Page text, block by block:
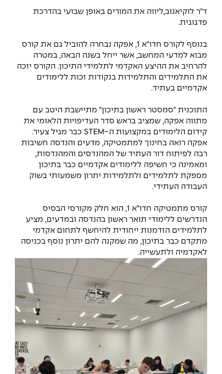
ד"ר לוקיאנוב,ליווה את המורים באופן שבועי בהדרכת
פדגוגית.
בנוסף לקורס חדו"א 1, אפקה נבחרה להוביל גם את קורס
מבוא למדעי המחשב, אשר ייחל בשנה הבאה, במטרה
להרחיב את ההיצע האקדמי לתלמידי התיכון. הקורס יזכה
את התלמידים והתלמידות בנקודות זכות ללימודים
אקדמיים בעתיד.
התוכנית "סמסטר ראשון בתיכון" מתיישבת היטב עם
מתווה אפקה, שמציב בראש סדר העדיפויות הלאומי את
קידום הלימודים במקצועות ה-STEM כבר מגיל צעיר.
אפקה רואה בחינוך למתמטיקה, מדעים והנדסה חשיבות
רבה לפיתוח דור העתיד של המהנדסים והמהנדסות,
ומאמינה כי חשיפה ללימודים אקדמיים כבר בתיכון
מספקת לתלמידים ולתלמידות יתרון משמעותי בשוק
העבודה העתידי.
קורס מתמטיקה חדו"א 1, הוא חלק מקורסי הבסיס
הנדרשים ללימודי תואר ראשון בהנדסה ובמדעים, מציע
לתלמידים הזדמנות ייחודית להיחשף לתחום אקדמי
מתקדם כבר בתיכון, מה שמקנה להם יתרון נוסף בכניסה
לאקדמיה ולתעשייה.
כואבים את לכתם
לעבוד באפקה
משרות פנויות
אזור אישי
כניסה לסגל
כניסה לסטודנטים
היחידה לחברה ורוח
היחידה ללימודי חוץ
קורס ניהול לוגיסטיקה ורכש
קורס דירקטורים
קורס אנרגיה מתחדשת
אווירה נפיצה במתקני חשמל ומכשור
קורס ניהול פרויקטים בשילוב AI
קורסים מקצועיים מותאמים לארגונים
סמסטר ראשון בתיכון
מרכז החדשנות והיזמות
המרכז לקידום הלמידה
היחידה לבינלאומיות
מלגות
The Afeka Shop
חנות החדשנות והיזמות